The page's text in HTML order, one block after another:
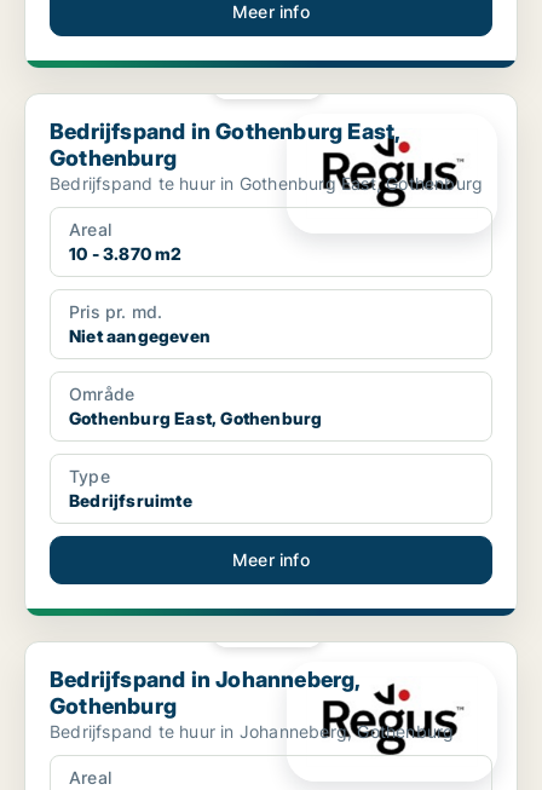
Meer info
Bedrijfspand in Gothenburg East, Gothenburg
Bedrijfspand in Gothenburg East,
Gothenburg
Bedrijfspand te huur in Gothenburg East, Gothenburg
Areal
10 - 3.870 m2
Pris pr. md.
Niet aangegeven
Område
Gothenburg East, Gothenburg
Type
Bedrijfsruimte
Meer info
Bedrijfspand in Johanneberg, Gothenburg
Bedrijfspand in Johanneberg,
Gothenburg
Bedrijfspand te huur in Johanneberg, Gothenburg
Areal